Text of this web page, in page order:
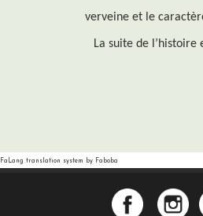
verveine et le
La suite de l’histoire
FaLang translation system by Faboba